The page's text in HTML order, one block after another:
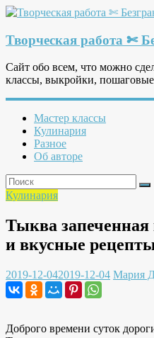
Творческая работа ✄
Сайт обо всем, что можно
классы, выкройки,
Мастер классы
Кулинария
Разное
Об авторе
Кулинария
Тыква
и вкусные
2019-12-042019-12-04 Мария
Доброго времени суток